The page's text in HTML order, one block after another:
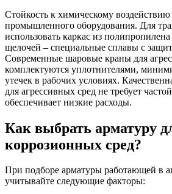
Стойкость к химическому воздействию
промышленного оборудования. Для
использовать каркас из
щелочей – специальные сплавы с
Современные шаровые краны для
комплектуются уплотнителями,
утечек в рабочих условиях.
для агрессивных сред не требует
обеспечивает низкие расходы.
Как выбрать арматуру
коррозионных сред?
При подборе арматуры работающей в
учитывайте следующие факторы: